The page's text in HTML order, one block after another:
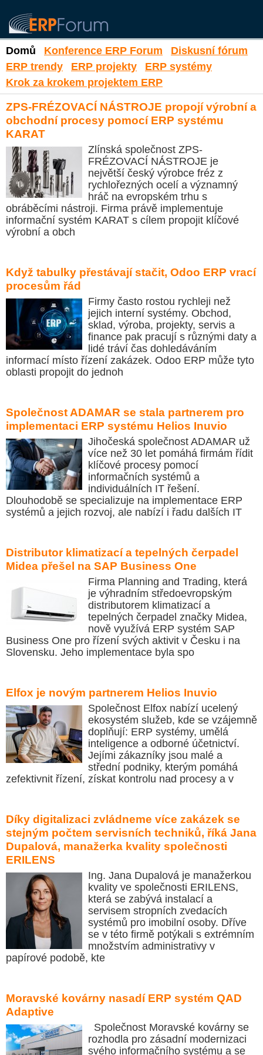
Domů Konference ERP Forum
Diskusní fórum
ERP trendy
ERP projekty
ERP systémy
Krok za krokem projektem ERP
ZPS-FRÉZOVACÍ NÁSTROJE propojí výrobní a
obchodní procesy pomocí ERP systému
KARAT
Zlínská společnost ZPS-
FRÉZOVACÍ NÁSTROJE je
největší český výrobce fréz z
rychlořezných ocelí a významný
hráč na evropském trhu s
obráběcími nástroji. Firma právě implementuje
informační systém KARAT s cílem propojit klíčové
výrobní a obch
Když tabulky přestávají stačit, Odoo ERP vrací
procesům řád
Firmy často rostou rychleji než
jejich interní systémy. Obchod,
sklad, výroba, projekty, servis a
finance pak pracují s různými daty a
lidé tráví čas dohledáváním
informací místo řízení zakázek. Odoo ERP může tyto
oblasti propojit do jednoh
Společnost ADAMAR se stala partnerem pro
implementaci ERP systému Helios Inuvio
Jihočeská společnost ADAMAR už
více než 30 let pomáhá firmám řídit
klíčové procesy pomocí
informačních systémů a
individuálních IT řešení.
Dlouhodobě se specializuje na implementace ERP
systémů a jejich rozvoj, ale nabízí i řadu dalších IT
Distributor klimatizací a tepelných čerpadel
Midea přešel na SAP Business One
Firma Planning and Trading, která
je výhradním středoevropským
distributorem klimatizací a
tepelných čerpadel značky Midea,
nově využívá ERP systém SAP
Business One pro řízení svých aktivit v Česku i na
Slovensku. Jeho implementace byla spo
Elfox je novým partnerem Helios Inuvio
Společnost Elfox nabízí ucelený
ekosystém služeb, kde se vzájemně
doplňují: ERP systémy, umělá
inteligence a odborné účetnictví.
Jejími zákazníky jsou malé a
střední podniky, kterým pomáhá
zefektivnit řízení, získat kontrolu nad procesy a v
Díky digitalizaci zvládneme více zakázek se
stejným počtem servisních techniků, říká Jana
Dupalová, manažerka kvality společnosti
ERILENS
Ing. Jana Dupalová je manažerkou
kvality ve společnosti ERILENS,
která se zabývá instalací a
servisem stropních zvedacích
systémů pro imobilní osoby. Dříve
se v této firmě potýkali s extrémním
množstvím administrativy v
papírové podobě, kte
Moravské kovárny nasadí ERP systém QAD
Adaptive
Společnost Moravské kovárny se
rozhodla pro zásadní modernizaci
svého informačního systému a se